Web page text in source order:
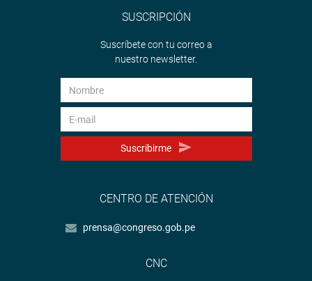
SUSCRIPCIÓN
Suscríbete con tu correo a
nuestro newsletter.
Suscribirme
CENTRO DE ATENCIÓN
prensa@congreso.gob.pe
CNC